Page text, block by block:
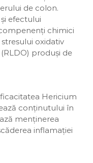
de colon.
efectului
chimici
oxidativ
produși de
Hericium
conținutului în
menținerea
inflamației